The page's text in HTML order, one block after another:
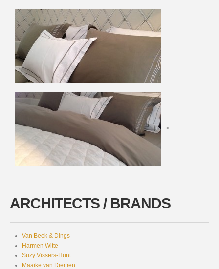
<
ARCHITECTS / BRANDS
Van Beek & Dings
Harmen Witte
Suzy Vissers-Hunt
Maaike van Diemen